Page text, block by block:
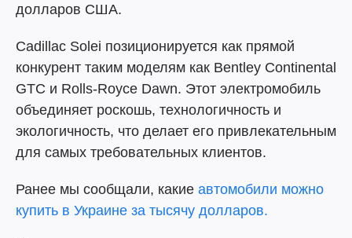
долларов США.
Cadillac Solei позиционируется как прямой
конкурент таким моделям как Bentley Continental
GTC и Rolls-Royce Dawn. Этот электромобиль
объединяет роскошь, технологичность и
экологичность, что делает его привлекательным
для самых требовательных клиентов.
Ранее мы сообщали, какие автомобили можно
купить в Украине за тысячу долларов.